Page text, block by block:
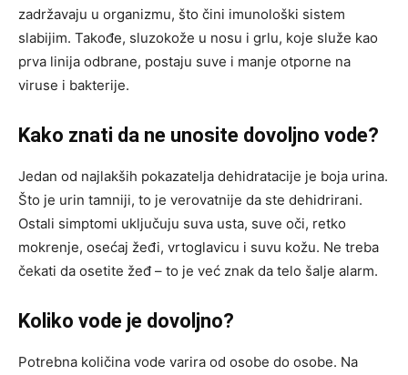
zadržavaju u organizmu, što čini imunološki sistem
slabijim. Takođe, sluzokože u nosu i grlu, koje služe kao
prva linija odbrane, postaju suve i manje otporne na
viruse i bakterije.
Kako znati da ne unosite dovoljno vode?
Jedan od najlakših pokazatelja dehidratacije je boja urina.
Što je urin tamniji, to je verovatnije da ste dehidrirani.
Ostali simptomi uključuju suva usta, suve oči, retko
mokrenje, osećaj žeđi, vrtoglavicu i suvu kožu. Ne treba
čekati da osetite žeđ – to je već znak da telo šalje alarm.
Koliko vode je dovoljno?
Potrebna količina vode varira od osobe do osobe. Na